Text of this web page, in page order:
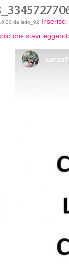
da ludo_92 Inserisci
che stavi